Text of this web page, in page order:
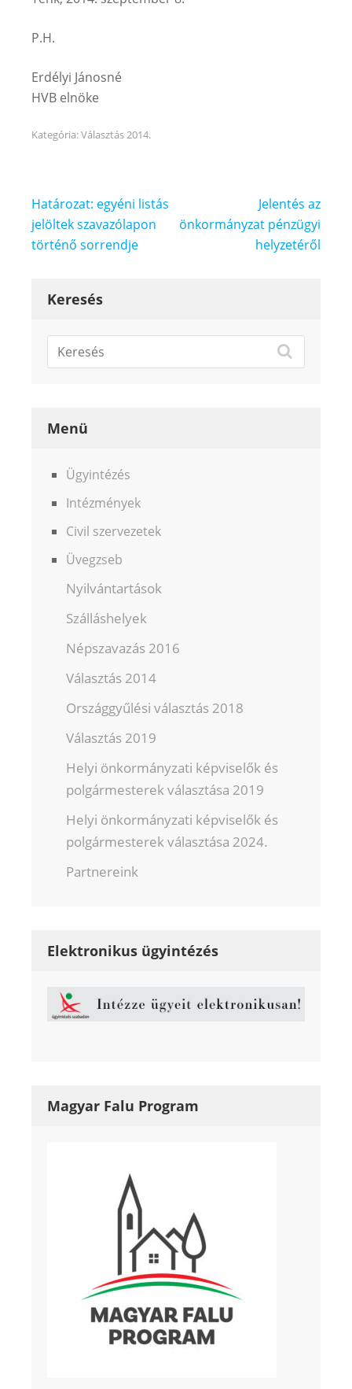
P.H.
Erdélyi Jánosné
HVB elnöke
Kategória:Választás 2014.
Bejegyzés
navigáció
Határozat: egyéni listás
jelöltek szavazólapon
történő sorrendje
Jelentés az
önkormányzat pénzügyi
helyzetéről
Keresés
Menü
Ügyintézés
Intézmények
Civil szervezetek
Üvegzseb
Nyilvántartások
Szálláshelyek
Népszavazás 2016
Választás 2014
Országgyűlési választás 2018
Választás 2019
Helyi önkormányzati képviselők és
polgármesterek választása 2019
Helyi önkormányzati képviselők és
polgármesterek választása 2024.
Partnereink
Elektronikus ügyintézés
Magyar Falu Program